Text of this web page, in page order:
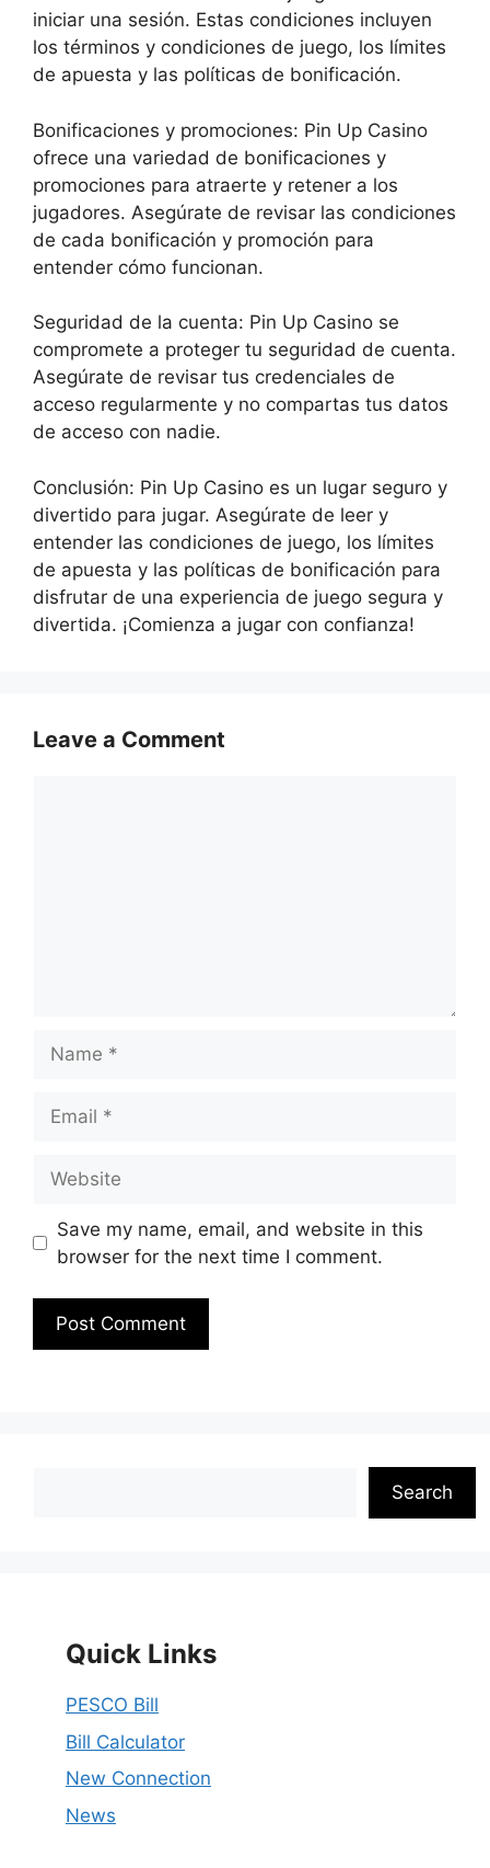
iniciar una sesión. Estas condiciones incluyen
los términos y condiciones de juego, los límites
de apuesta y las políticas de bonificación.
Bonificaciones y promociones: Pin Up Casino
ofrece una variedad de bonificaciones y
promociones para atraerte y retener a los
jugadores. Asegúrate de revisar las condiciones
de cada bonificación y promoción para
entender cómo funcionan.
Seguridad de la cuenta: Pin Up Casino se
compromete a proteger tu seguridad de cuenta.
Asegúrate de revisar tus credenciales de
acceso regularmente y no compartas tus datos
de acceso con nadie.
Conclusión: Pin Up Casino es un lugar seguro y
divertido para jugar. Asegúrate de leer y
entender las condiciones de juego, los límites
de apuesta y las políticas de bonificación para
disfrutar de una experiencia de juego segura y
divertida. ¡Comienza a jugar con confianza!
Leave a Comment
Save my name, email, and website in this
browser for the next time I comment.
Search
Quick Links
PESCO Bill
Bill Calculator
New Connection
News